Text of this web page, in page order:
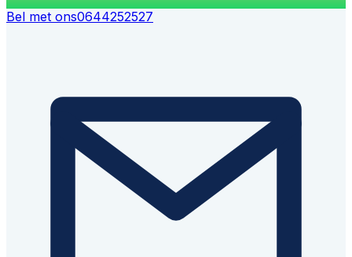
Bel met ons0644252527